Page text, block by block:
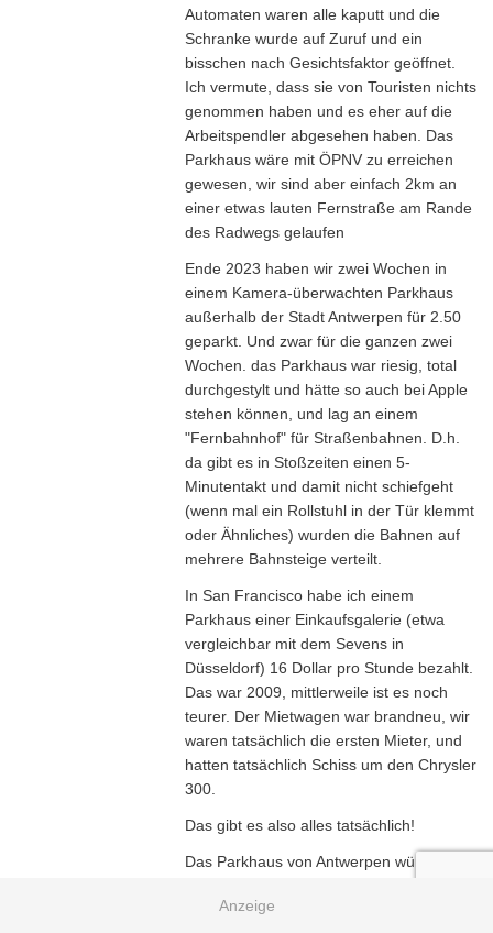
Automaten waren alle kaputt und die
Schranke wurde auf Zuruf und ein
bisschen nach Gesichtsfaktor geöffnet.
Ich vermute, dass sie von Touristen nichts
genommen haben und es eher auf die
Arbeitspendler abgesehen haben. Das
Parkhaus wäre mit ÖPNV zu erreichen
gewesen, wir sind aber einfach 2km an
einer etwas lauten Fernstraße am Rande
des Radwegs gelaufen
Ende 2023 haben wir zwei Wochen in
einem Kamera-überwachten Parkhaus
außerhalb der Stadt Antwerpen für 2.50
geparkt. Und zwar für die ganzen zwei
Wochen. das Parkhaus war riesig, total
durchgestylt und hätte so auch bei Apple
stehen können, und lag an einem
"Fernbahnhof" für Straßenbahnen. D.h.
da gibt es in Stoßzeiten einen 5-
Minutentakt und damit nicht schiefgeht
(wenn mal ein Rollstuhl in der Tür klemmt
oder Ähnliches) wurden die Bahnen auf
mehrere Bahnsteige verteilt.
In San Francisco habe ich einem
Parkhaus einer Einkaufsgalerie (etwa
vergleichbar mit dem Sevens in
Düsseldorf) 16 Dollar pro Stunde bezahlt.
Das war 2009, mittlerweile ist es noch
teurer. Der Mietwagen war brandneu, wir
waren tatsächlich die ersten Mieter, und
hatten tatsächlich Schiss um den Chrysler
300.
Das gibt es also alles tatsächlich!
Das Parkhaus von Antwerpen würde ich
Düsseldorf wünschen.